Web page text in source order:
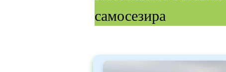
самосезира